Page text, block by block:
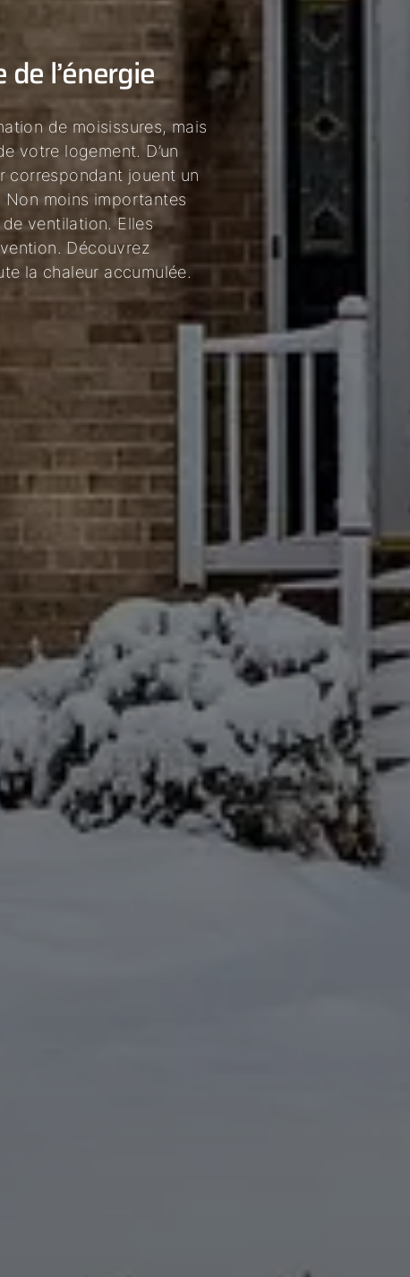
l’énergie
de moisissures, mais
votre logement. D’un
correspondant jouent un
moins importantes
ventilation. Elles
Découvrez
la chaleur accumulée.